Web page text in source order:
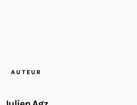
AUTEUR